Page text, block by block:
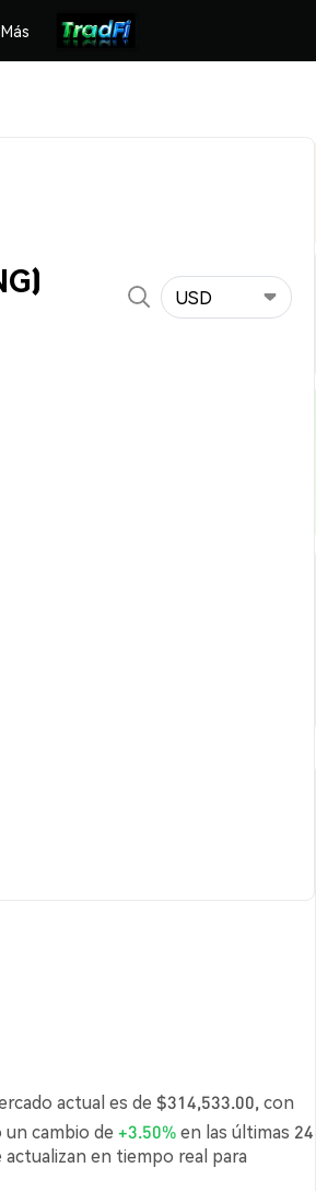
Más
USD
actual es de $314,533.00, con
cambio de +3.50%en las últimas 24
en tiempo real para